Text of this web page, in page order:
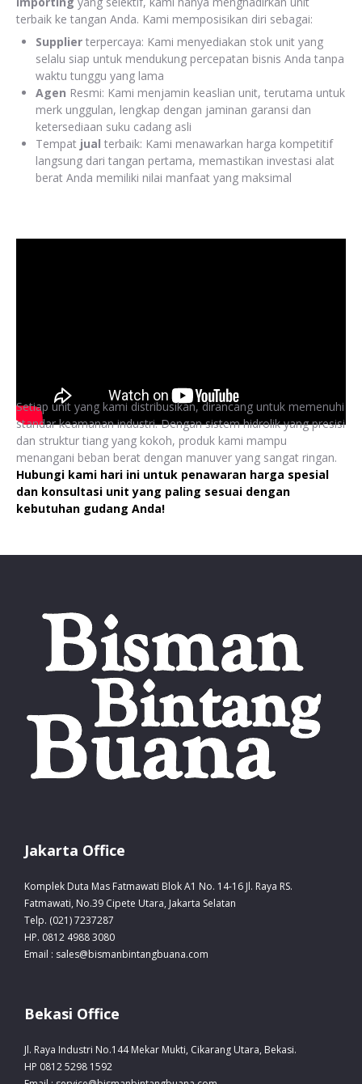
terbaik ke tangan Anda. Kami memposisikan diri sebagai:
Supplier terpercaya: Kami menyediakan stok unit yang
selalu siap untuk mendukung percepatan bisnis Anda tanpa
waktu tunggu yang lama
Agen Resmi: Kami menjamin keaslian unit, terutama untuk
merk unggulan, lengkap dengan jaminan garansi dan
ketersediaan suku cadang asli
Tempat jual terbaik: Kami menawarkan harga kompetitif
langsung dari tangan pertama, memastikan investasi alat
berat Anda memiliki nilai manfaat yang maksimal
Setiap unit yang kami distribusikan, dirancang untuk memenuhi
standar keamanan industri. Dengan sistem hidrolik yang presisi
dan struktur tiang yang kokoh, produk kami mampu
menangani beban berat dengan manuver yang sangat ringan.
Hubungi kami hari ini untuk penawaran harga spesial
dan konsultasi unit yang paling sesuai dengan
kebutuhan gudang Anda!
Jakarta Office
Komplek Duta Mas Fatmawati Blok A1 No. 14-16 Jl. Raya RS.
Fatmawati, No.39 Cipete Utara, Jakarta Selatan
Telp. (021) 7237287
HP. 0812 4988 3080
Email : sales@bismanbintangbuana.com
Bekasi Office
Jl. Raya Industri No.144 Mekar Mukti, Cikarang Utara, Bekasi.
HP 0812 5298 1592